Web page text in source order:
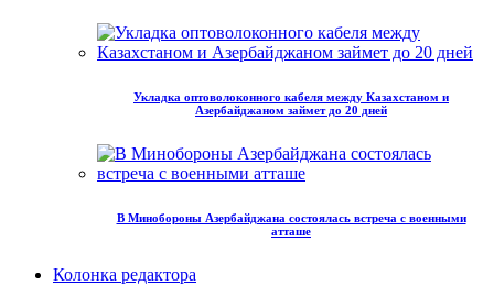
Укладка оптоволоконного кабеля между Казахстаном и
Азербайджаном займет до 20 дней
В Минобороны Азербайджана состоялась встреча с военными
атташе
Колонка редактора